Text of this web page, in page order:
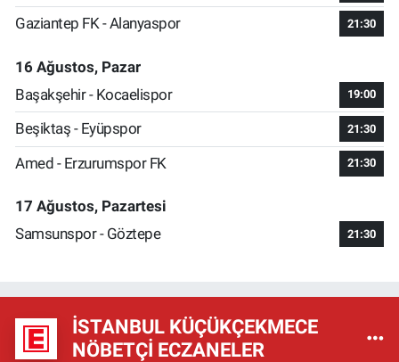
Gaziantep FK - Alanyaspor 21:30
16 Ağustos, Pazar
Başakşehir - Kocaelispor
19:00
Beşiktaş - Eyüpspor 21:30
Amed - Erzurumspor FK 21:30
17 Ağustos, Pazartesi
Samsunspor - Göztepe
21:30
İSTANBUL KÜÇÜKÇEKMECE
NÖBETÇI ECZANELER